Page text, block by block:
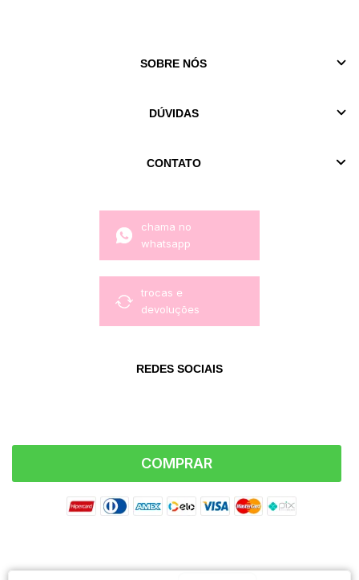
COMPRAR
SOBRE NÓS
DÚVIDAS
CONTATO
chama no
whatsapp
trocas e
devoluções
REDES SOCIAIS